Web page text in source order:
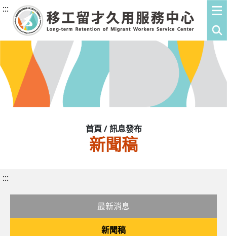
:::
首頁 / 訊息發布
新聞稿
:::
最新消息
新聞稿